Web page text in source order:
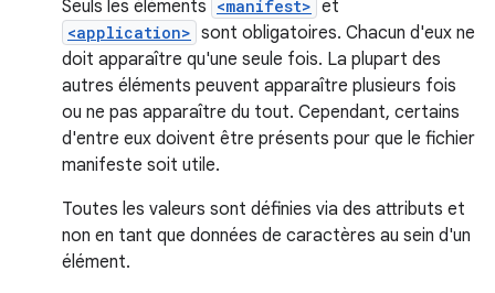
Seuls les éléments <manifest> et
<application> sont obligatoires. Chacun d'eux ne
doit apparaître qu'une seule fois. La plupart des
autres éléments peuvent apparaître plusieurs fois
ou ne pas apparaître du tout. Cependant, certains
d'entre eux doivent être présents pour que le fichier
manifeste soit utile.
Toutes les valeurs sont définies via des attributs et
non en tant que données de caractères au sein d'un
élément.